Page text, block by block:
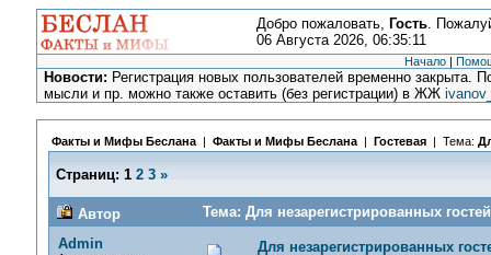
Добро пожаловать, Гость.
06 Августа 2026, 06:35:11
Начало |
Новости: Регистрация новых пользователей временно закрыта.
мысли и пр. можно также оставить (без регистрации) в ЖЖ
Факты и Мифы Беслана| Факты и Мифы Беслана| Гостевая | Тема:
Страниц: 1 2 3 »
Автор
Тема: Для незарегистрированных
Admin
Для незарегистрированных